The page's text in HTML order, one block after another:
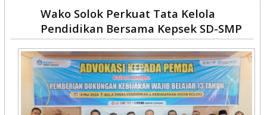
Wako Solok Perkuat Tata Kelola
Pendidikan Bersama Kepsek SD-SMP